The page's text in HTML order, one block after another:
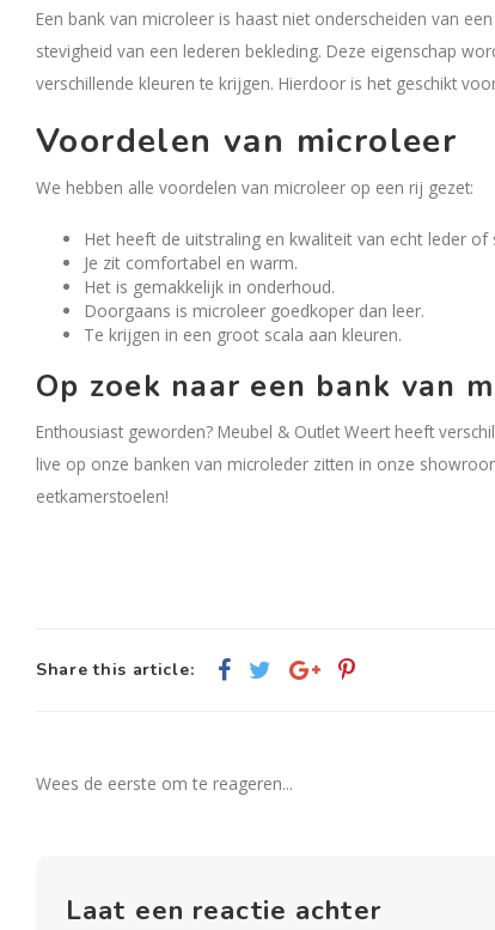
Een bank van microleer is haast niet onderscheiden van
stevigheid van een lederen bekleding. Deze eigenschap
verschillende kleuren te krijgen. Hierdoor is het geschikt
Voordelen van microleer
We hebben alle voordelen van microleer op een rij gezet:
Het heeft de uitstraling en kwaliteit van echt leder of
Je zit comfortabel en warm.
Het is gemakkelijk in onderhoud.
Doorgaans is microleer goedkoper dan leer.
Te krijgen in een groot scala aan kleuren.
Op zoek naar een bank van
Enthousiast geworden? Meubel & Outlet Weert heeft
live op onze banken van microleder zitten in onze
eetkamerstoelen!
Share this article:
Wees de eerste om te reageren...
Laat een reactie achter